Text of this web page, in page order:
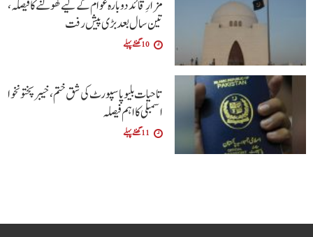
مزارِ قائد دوبارہ عوام کے لیے کھولنے کا فیصلہ،
تین سال بعد بڑی پیش رفت
10 گھنٹے پہلے
تاحیات بلیو پاسپورٹ کی شق ختم، خیبر پختونخوا
اسمبلی کا اہم فیصلہ
11 گھنٹے پہلے